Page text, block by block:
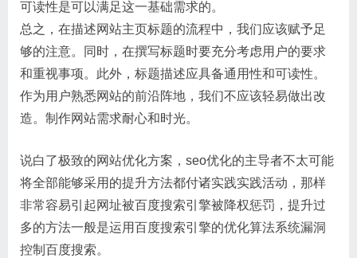
可读性是可以满足这一基础需求的。
总之，在描述网站主页标题的流程中，我们应该赋予足
够的注意。同时，在撰写标题时要充分考虑用户的要求
和重视事项。此外，标题描述应具备通用性和可读性。
作为用户熟悉网站的前沿阵地，我们不应该轻易做出改
造。制作网站需求耐心和时光。
说白了极致的网站优化方案，seo优化的主导者不太可能
将全部能够采用的提升方法都付诸实践实践活动，那样
非常容易引起网址被百度搜索引擎被降权惩罚，提升过
多的方法一般是运用百度搜索引擎的优化算法系统漏洞
控制百度搜索。